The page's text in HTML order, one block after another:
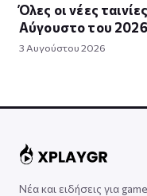
Όλες οι νέες
Αύγουστο του
3 Αυγούστου 2026
Νέα και ειδήσεις για